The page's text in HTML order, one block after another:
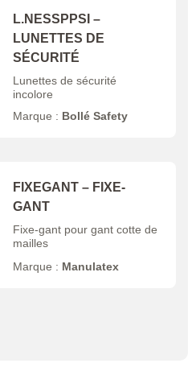
L.NESSPPSI –
LUNETTES DE
SÉCURITÉ
Lunettes de sécurité
incolore
Marque : Bollé Safety
FIXEGANT – FIXE-
GANT
Fixe-gant pour gant cotte de
mailles
Marque : Manulatex